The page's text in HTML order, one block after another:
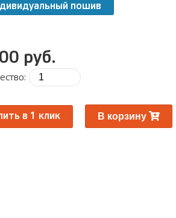
пошив
руб.
в 1 клик В корзину